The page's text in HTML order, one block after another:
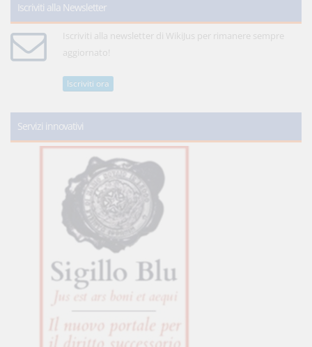
Iscriviti alla Newsletter
Iscriviti alla newsletter di WikiJus per rimanere sempre
aggiornato!
Iscriviti ora
Servizi innovativi